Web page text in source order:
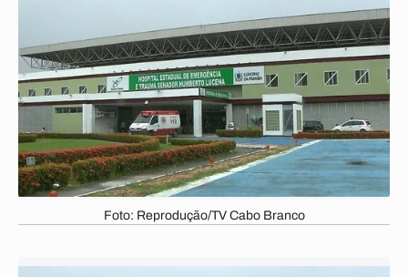
Foto: Reprodução/TV Cabo Branco